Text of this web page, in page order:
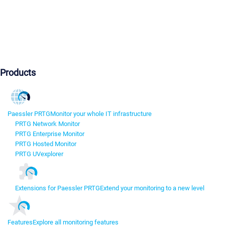
Products
Paessler PRTGMonitor your whole IT infrastructure
PRTG Network Monitor
PRTG Enterprise Monitor
PRTG Hosted Monitor
PRTG UVexplorer
Extensions for Paessler PRTGExtend your monitoring to a new level
FeaturesExplore all monitoring features